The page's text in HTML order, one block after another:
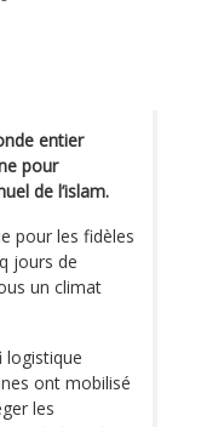
entier
pour
de l’islam.
pour les fidèles
jours de
un climat
logistique
ont mobilisé
les